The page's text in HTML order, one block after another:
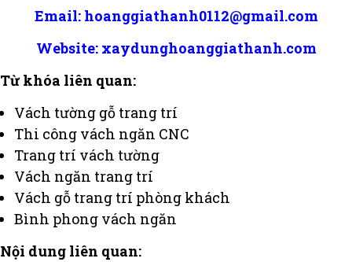
Email: hoanggiathanh0112@gmail.com
Website: xaydunghoanggiathanh.com
Từ khóa liên quan:
Vách tường gỗ trang trí
Thi công vách ngăn CNC
Trang trí vách tường
Vách ngăn trang trí
Vách gỗ trang trí phòng khách
Bình phong vách ngăn
Nội dung liên quan: